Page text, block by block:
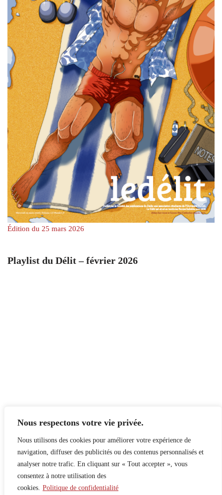
Nous respectons votre vie privée.
Nous utilisons des cookies pour améliorer votre expérience de
navigation, diffuser des publicités ou des contenus personnalisés et
analyser notre trafic. En cliquant sur « Tout accepter », vous
consentez à notre utilisation des
cookies. Politique de confidentialité
Édition du 25 mars 2026
Playlist du Délit – février 2026